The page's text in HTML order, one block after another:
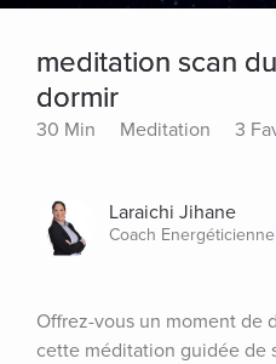
meditation scan
dormir
30 Min Meditation 3
Laraichi Jihane
Coach Energéticienne
Offrez-vous un moment de
cette méditation guidée de